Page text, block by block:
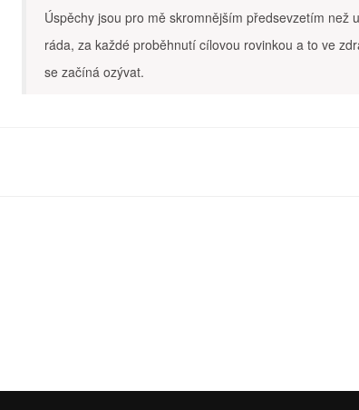
Úspěchy jsou pro mě skromnějším předsevzetím než
ráda, za každé proběhnutí cílovou rovinkou a to ve
se začíná ozývat.